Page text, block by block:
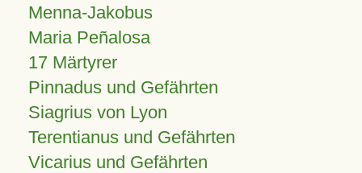
Menna-Jakobus
Maria Peñalosa
17 Märtyrer
Pinnadus und Gefährten
Siagrius von Lyon
Terentianus und Gefährten
Vicarius und Gefährten